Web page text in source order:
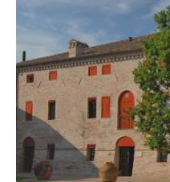
Museo NatuRa
Il Museo NatuRa
animali che popolano il